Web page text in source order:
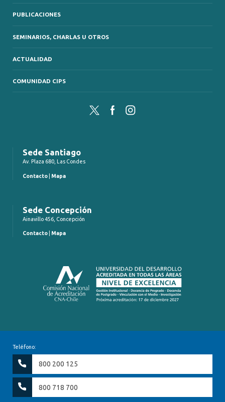
PUBLICACIONES
SEMINARIOS, CHARLAS U OTROS
ACTUALIDAD
COMUNIDAD CIPS
Twitter FacebookInstagram
Sede Santiago
Av. Plaza 680, Las Condes
Contacto Mapa
Sede Concepción
Ainavillo 456, Concepción
Contacto Mapa
Teléfono:
800 200 125
800 718 700